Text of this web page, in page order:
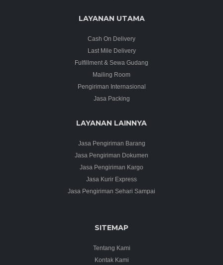
LAYANAN UTAMA
Cash On Delivery
Last Mile Delivery
Fulfillment & Sewa Gudang
Mailing Room
Pengiriman Internasional
Jasa Packing
LAYANAN LAINNYA
Jasa Pengiriman Barang
Jasa Pengiriman Dokumen
Jasa Pengiriman Kargo
Jasa Kurir Express
Jasa Pengiriman Sehari Sampai
SITEMAP
Tentang Kami
Kontak Kami